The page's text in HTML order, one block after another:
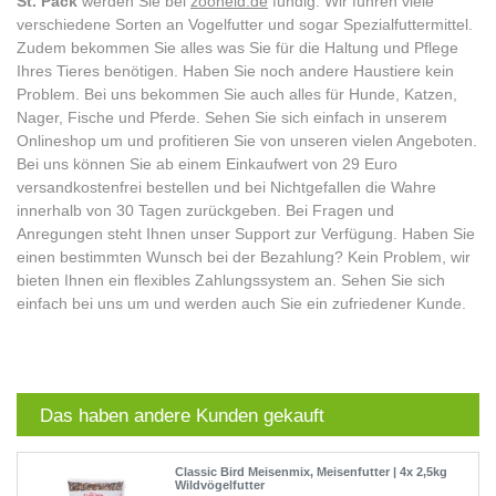
verschiedene Sorten an Vogelfutter und sogar Spezialfuttermittel.
Zudem bekommen Sie alles was Sie für die Haltung und Pflege
Ihres Tieres benötigen. Haben Sie noch andere Haustiere kein
Problem. Bei uns bekommen Sie auch alles für Hunde, Katzen,
Nager, Fische und Pferde. Sehen Sie sich einfach in unserem
Onlineshop um und profitieren Sie von unseren vielen Angeboten.
Bei uns können Sie ab einem Einkaufwert von 29 Euro
versandkostenfrei bestellen und bei Nichtgefallen die Wahre
innerhalb von 30 Tagen zurückgeben. Bei Fragen und
Anregungen steht Ihnen unser Support zur Verfügung. Haben Sie
einen bestimmten Wunsch bei der Bezahlung? Kein Problem, wir
bieten Ihnen ein flexibles Zahlungssystem an. Sehen Sie sich
einfach bei uns um und werden auch Sie ein zufriedener Kunde.
Das haben andere Kunden gekauft
Classic Bird Meisenmix, Meisenfutter | 4x 2,5kg
Wildvögelfutter